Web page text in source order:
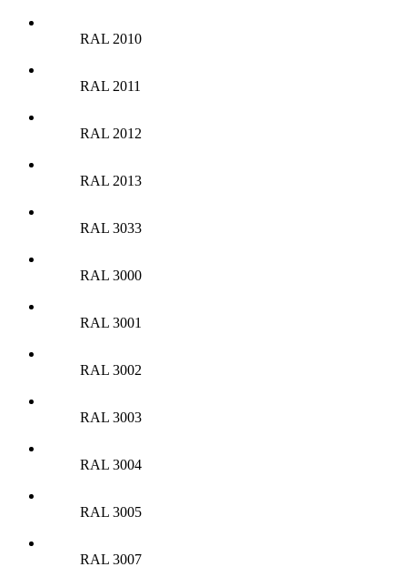
RAL 2010
RAL 2011
RAL 2012
RAL 2013
RAL 3033
RAL 3000
RAL 3001
RAL 3002
RAL 3003
RAL 3004
RAL 3005
RAL 3007